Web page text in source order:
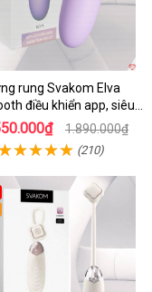
rung Svakom Elva
điều khiển app, siêu
kích thích1.890.000₫
(210)